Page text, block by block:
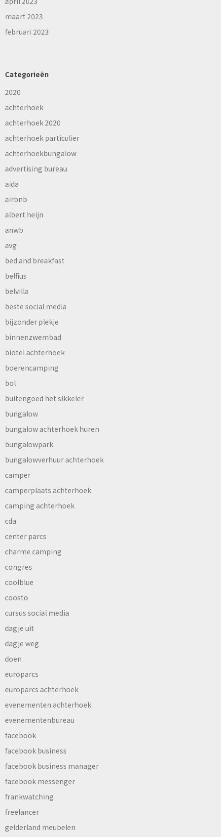
maart 2023
februari 2023
Categorieën
2020
achterhoek
achterhoek 2020
achterhoek particulier
achterhoekbungalow
advertising bureau
aida
airbnb
albert heijn
anwb
avg
bed and breakfast
belfius
belvilla
beste social media
bijzonder plekje
binnenzwembad
biotel achterhoek
boerencamping
bol
buitengoed het sikkeler
bungalow
bungalow achterhoek huren
bungalowpark
bungalowverhuur achterhoek
camper
camperplaats achterhoek
camping achterhoek
cda
center parcs
charme camping
congres
coolblue
coosto
cursus social media
dagje uit
dagje weg
doen
europarcs
europarcs achterhoek
evenementen achterhoek
evenementenbureau
facebook
facebook business
facebook business manager
facebook messenger
frankwatching
freelancer
gelderland meubelen